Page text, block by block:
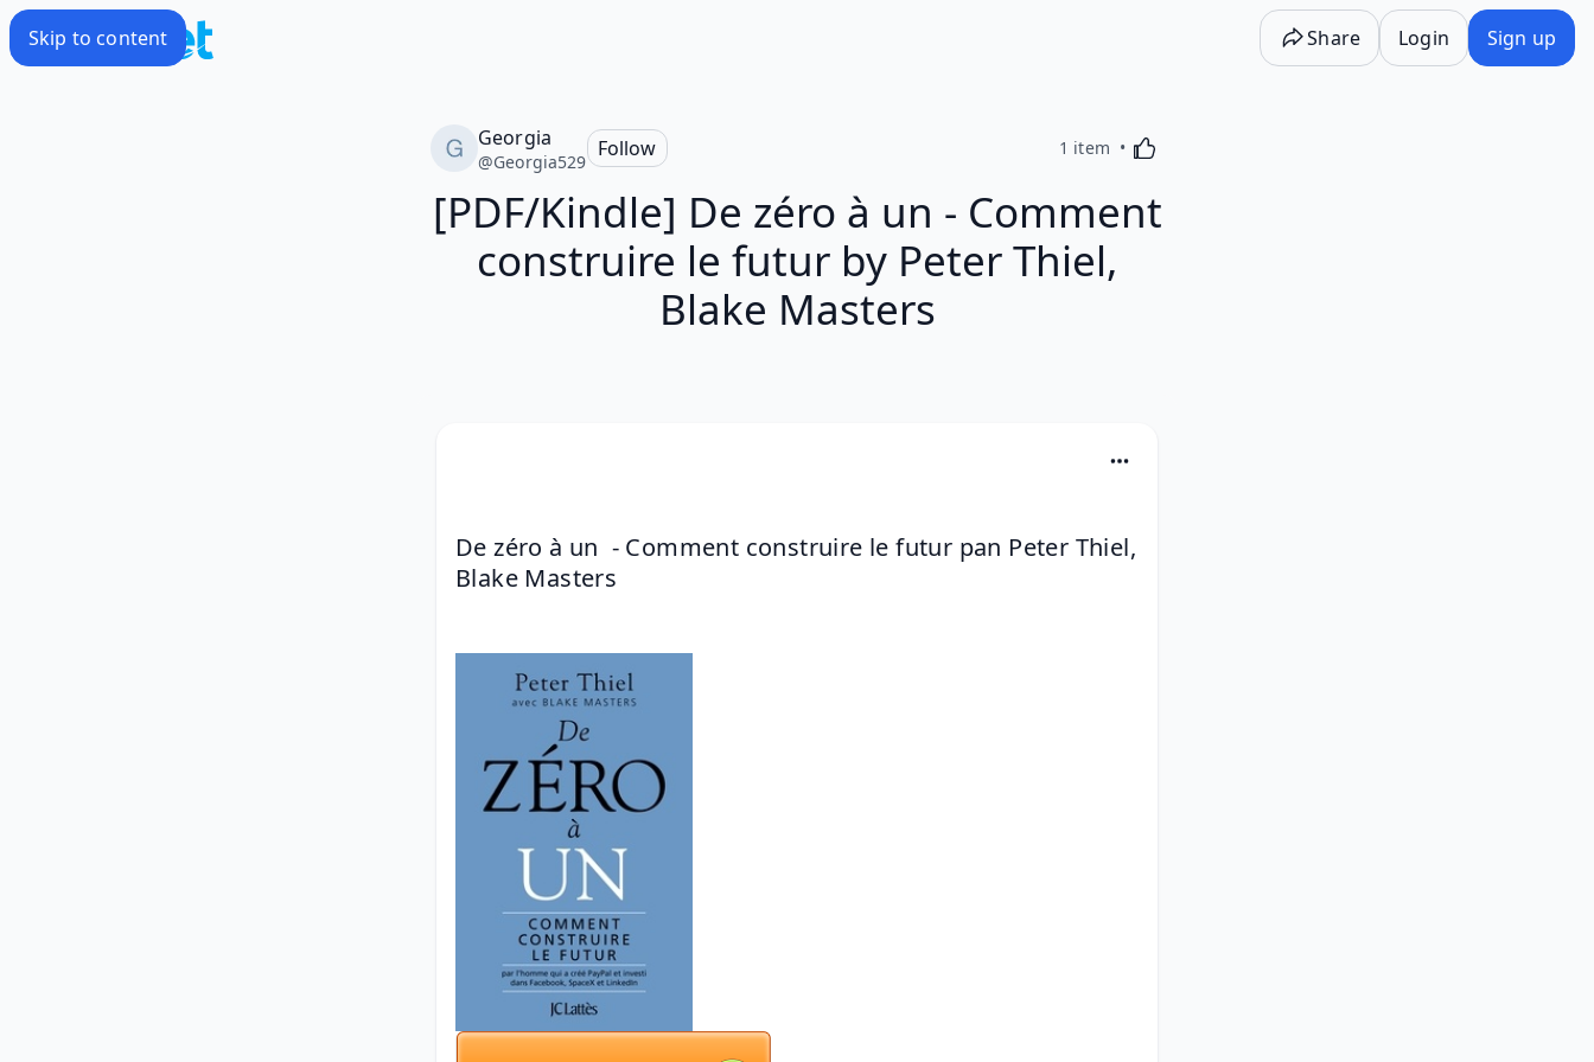
Skip to content Share Login Sign up
Georgia
@Georgia529
Follow 1 item Activating this element will cause content on the
[PDF/Kindle] De zéro à un - Comment
construire le futur by Peter Thiel,
Blake Masters
De zéro à un  - Comment construire le futur pan Peter Thiel,
Blake Masters